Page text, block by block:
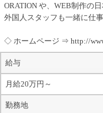
ORATION や、WEB制作の
外国人スタッフも一緒に仕事
◇ ホームページ ⇒ http://
給与
月給20万円～
勤務地